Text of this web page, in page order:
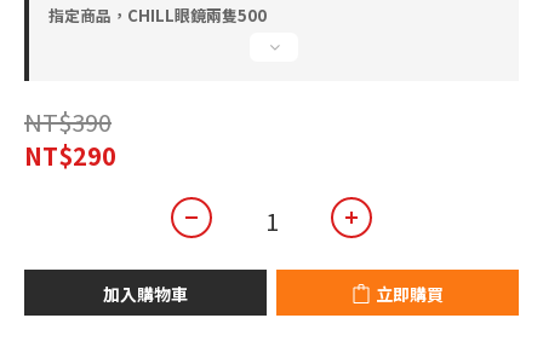
指定商品，CHILL眼鏡兩隻500
NT$390
NT$290
加入購物車 立即購買